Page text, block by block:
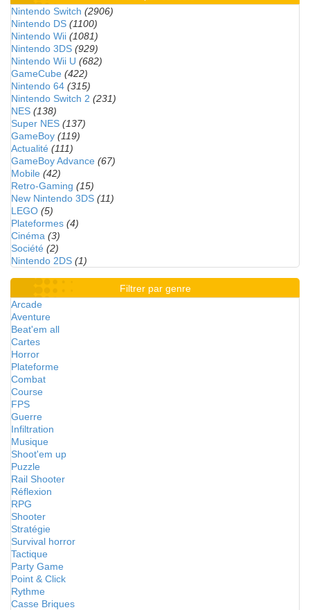
Nintendo Switch (2906)
Nintendo DS (1100)
Nintendo Wii (1081)
Nintendo 3DS (929)
Nintendo Wii U (682)
GameCube (422)
Nintendo 64 (315)
Nintendo Switch 2 (231)
NES (138)
Super NES (137)
GameBoy (119)
Actualité (111)
GameBoy Advance (67)
Mobile (42)
Retro-Gaming (15)
New Nintendo 3DS (11)
LEGO (5)
Plateformes (4)
Cinéma (3)
Société (2)
Nintendo 2DS (1)
Filtrer par genre
Arcade
Aventure
Beat'em all
Cartes
Horror
Plateforme
Combat
Course
FPS
Guerre
Infiltration
Musique
Shoot'em up
Puzzle
Rail Shooter
Réflexion
RPG
Shooter
Stratégie
Survival horror
Tactique
Party Game
Point & Click
Rythme
Casse Briques